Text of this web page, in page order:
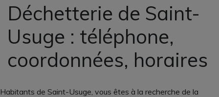
Déchetterie de Saint-
Usuge : téléphone,
coordonnées, horaires
Habitants de Saint-Usuge, vous êtes à la recherche de la